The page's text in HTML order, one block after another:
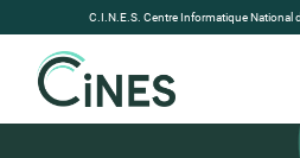
C.I.N.E.S. Centre Informatique National